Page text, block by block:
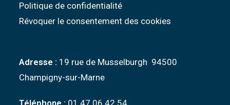
Politique de confidentialité
Révoquer le consentement des cookies
Adresse : 19 rue de Musselburgh 94500
Champigny-sur-Marne